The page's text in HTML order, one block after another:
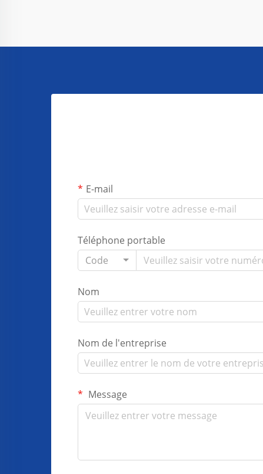
E-mail
Téléphone portable
Code
Nom
Nom de l'entreprise
Message